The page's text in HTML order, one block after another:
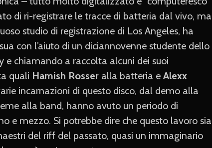
di ri-registrare le tracce di batteria dal vivo, ma
studio di registrazione di Los Angeles, ha
con l’aiuto di un diciannovenne studente dello
e chiamando a raccolta alcuni dei suoi
quali Hamish Rosser alla batteria e Alexx
incarnazioni di questo disco, dal demo alla
alla band, hanno avuto un periodo di
e mezzo. Si potrebbe dire che questo lavoro sia
del riff del passato, quasi un immaginario